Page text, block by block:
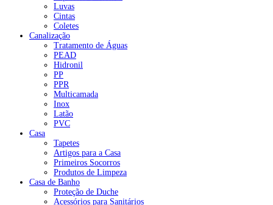
Luvas
Cintas
Coletes
Canalização
Tratamento de Águas
PEAD
Hidronil
PP
PPR
Multicamada
Inox
Latão
PVC
Casa
Tapetes
Artigos para a Casa
Primeiros Socorros
Produtos de Limpeza
Casa de Banho
Proteção de Duche
Acessórios para Sanitários